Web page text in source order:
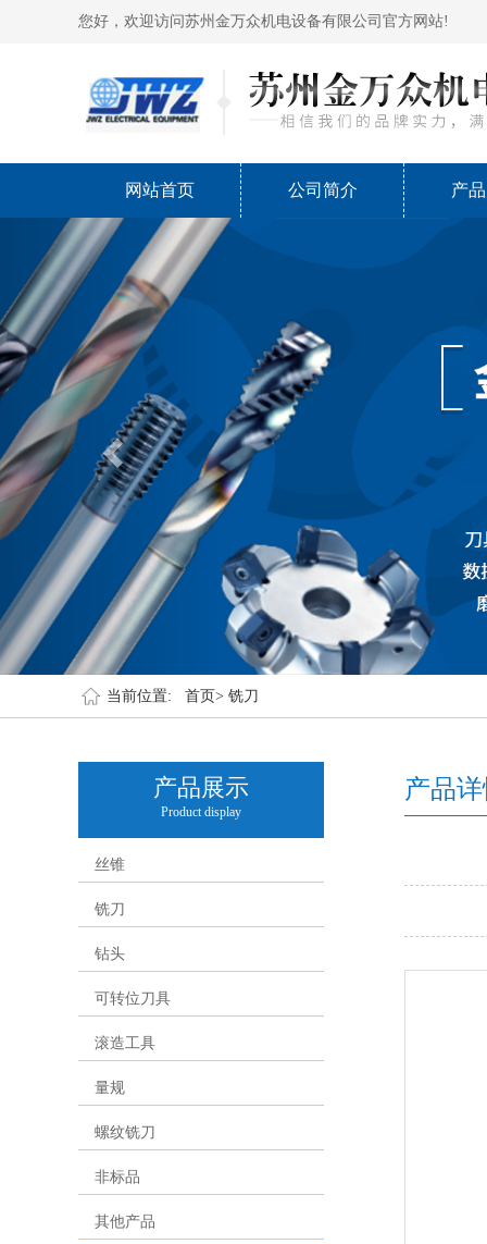
您好，欢迎访问苏州金万众机电设备有限公司官方网站!
网站首页 公司简介 产
当前位置: 首页> 铣刀
产品展示
Product display
丝锥
铣刀
钻头
可转位刀具
滚造工具
量规
螺纹铣刀
非标品
其他产品
产品